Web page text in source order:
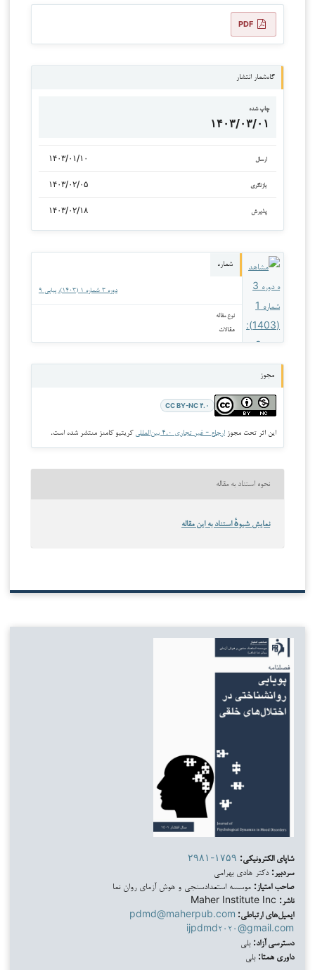
PDF
گاه‌شمار انتشار
چاپ شده
۱۴۰۳/۰۳/۰۱
۱۴۰۳/۰۱/۱۰
بازنگری ۱۴۰۳/۰۲/۰۵
پذیرش ۱۴۰۳/۰۲/۱۸
شماره
نوع مقاله
مقالات
CC BY-NC ۴.۰
این اثر تحت مجوزارجاع - غیر تجاری ۴.۰ بین‌المللی کریتیو کامنز منتشر شده است.
نحوه استناد به مقاله
نمایش شیوهٔ استناد به این مقاله
شاپای الکترونیکی: ۲۹۸۱-۱۷۵۹
سردبیر:دکتر هادی بهرامی
صاحب امتیاز:موسسه استعدادسنجی و هوش آزمای روان نما
ناشر:Maher Institute Inc
ایمیل‌های ارتباطی:pdmd@maherpub.com
ijpdmd۲۰۲۰@gmail.com
دسترسی آزاد:بلی
داوری همتا:بلی